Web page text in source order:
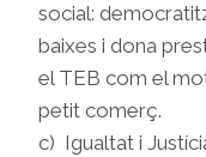
social:
baixes i dona
el TEB com el
petit comerç.
c) Igualtat i